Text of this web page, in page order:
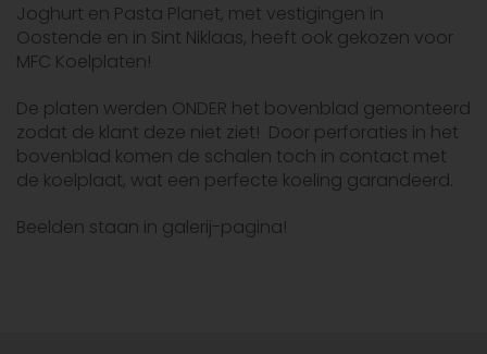
Joghurt en Pasta Planet, met vestigingen in
Oostende en in Sint Niklaas, heeft ook gekozen voor
MFC Koelplaten!
De platen werden ONDER het bovenblad gemonteerd
zodat de klant deze niet ziet! Door perforaties in het
bovenblad komen de schalen toch in contact met
de koelplaat, wat een perfecte koeling garandeerd.
Beelden staan in galerij-pagina!